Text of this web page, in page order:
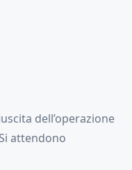
dell’operazione
attendono